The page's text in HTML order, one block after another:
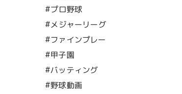
#プロ野球
#メジャーリーグ
#ファインプレー
#甲子園
#バッティング
#野球動画